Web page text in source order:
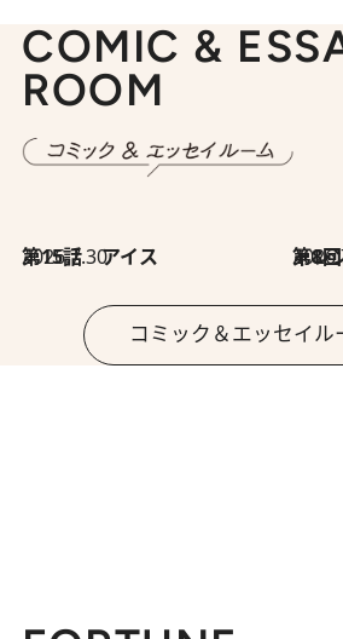
COMIC &
ROOM
2026.7.30
第15話 アイス 第8回「同人
コミック＆エッセイル